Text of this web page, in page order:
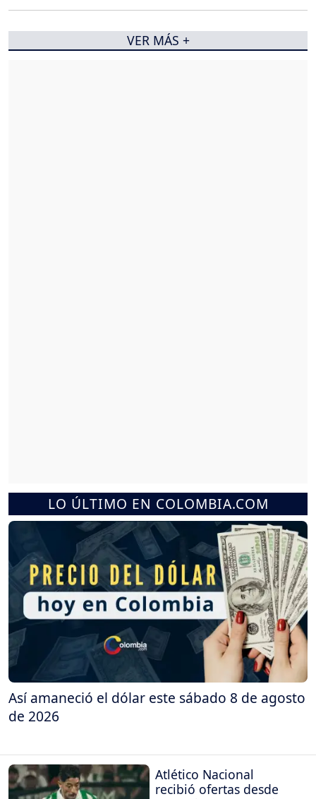
LO ÚLTIMO EN COLOMBIA.COM
Así amaneció el dólar este sábado 8 de agosto
de 2026
Atlético Nacional
recibió ofertas desde
VER MÁS +